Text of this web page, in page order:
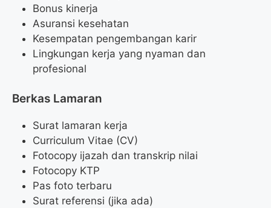
Bonus kinerja
Asuransi kesehatan
Kesempatan pengembangan karir
Lingkungan kerja yang nyaman dan
profesional
Berkas Lamaran
Surat lamaran kerja
Curriculum Vitae (CV)
Fotocopy ijazah dan transkrip nilai
Fotocopy KTP
Pas foto terbaru
Surat referensi (jika ada)